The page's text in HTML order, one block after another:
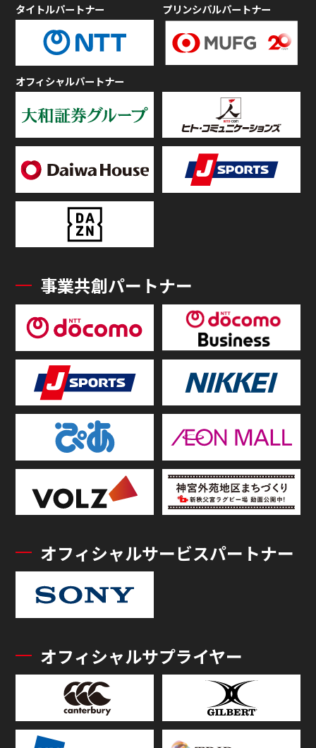
タイトルパートナー プリンシパルパートナー
オフィシャルパートナー
事業共創パートナー
オフィシャルサービスパートナー
オフィシャルサプライヤー